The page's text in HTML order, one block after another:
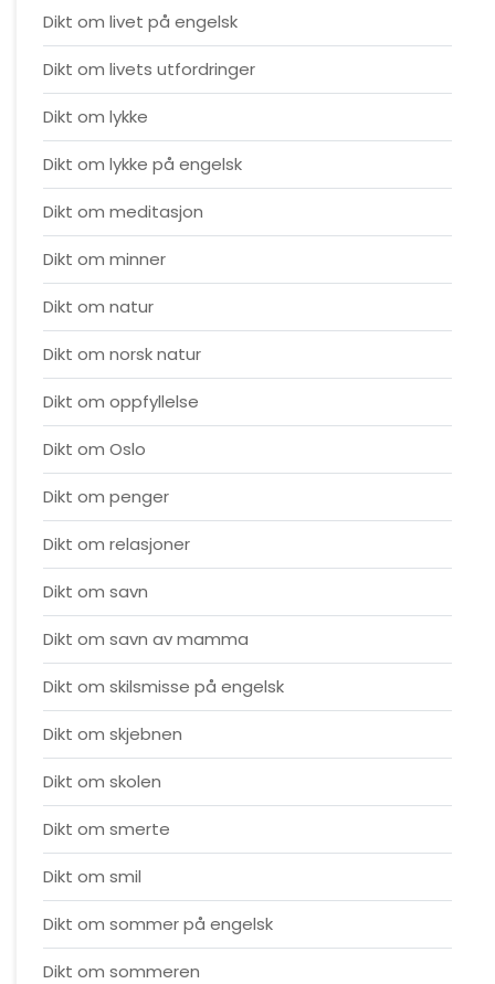
Dikt om livet på engelsk
Dikt om livets utfordringer
Dikt om lykke
Dikt om lykke på engelsk
Dikt om meditasjon
Dikt om minner
Dikt om natur
Dikt om norsk natur
Dikt om oppfyllelse
Dikt om Oslo
Dikt om penger
Dikt om relasjoner
Dikt om savn
Dikt om savn av mamma
Dikt om skilsmisse på engelsk
Dikt om skjebnen
Dikt om skolen
Dikt om smerte
Dikt om smil
Dikt om sommer på engelsk
Dikt om sommeren